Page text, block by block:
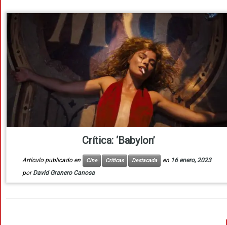
Crítica: ‘Babylon’
Artículo publicado en Cine Críticas Destacada en 16 enero, 2023
porDavid Granero Canosa